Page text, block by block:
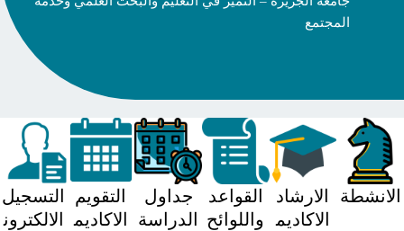
المجتمع
الارشاد
الاكاديم
القواعد
واللوائح
جداول
الدراسة
التقويم
الاكاديم
التسجيل
الالكترون